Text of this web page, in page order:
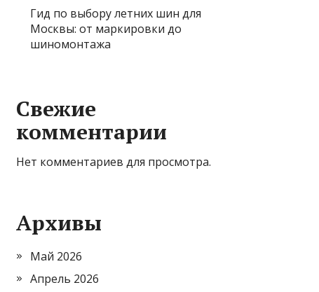
Гид по выбору летних шин для
Москвы: от маркировки до
шиномонтажа
Свежие
комментарии
Нет комментариев для просмотра.
Архивы
Май 2026
Апрель 2026